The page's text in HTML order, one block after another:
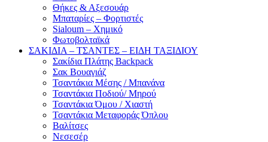
Θήκες & Αξεσουάρ
Μπαταρίες – Φορτιστές
Sialoum – Χημικό
Φωτοβολταϊκά
ΣΑΚΙΔΙΑ – ΤΣΑΝΤΕΣ – ΕΙΔΗ ΤΑΞΙΔΙΟΥ
Σακίδια Πλάτης Backpack
Σακ Βουαγιάζ
Τσαντάκια Μέσης / Μπανάνα
Τσαντάκια Ποδιού/ Μηρού
Τσαντάκια Όμου / Χιαστή
Τσαντάκια Μεταφοράς Όπλου
Βαλίτσες
Νεσεσέρ